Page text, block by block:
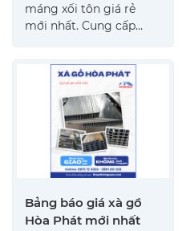
máng xối tôn giá rẻ
mới nhất. Cung cấp
trình xây dựng, giao
hàng tận nơi nhanh
chóng 0972 72 3333
Bảng báo giá xà gồ
Hòa Phát mới nhất